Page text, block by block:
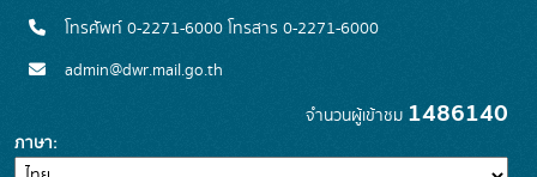
โทรศัพท์ 0-2271-6000 โทรสาร 0-2271-6000
admin@dwr.mail.go.th
จำนวนผู้เข้าชม 1486140
ภาษา